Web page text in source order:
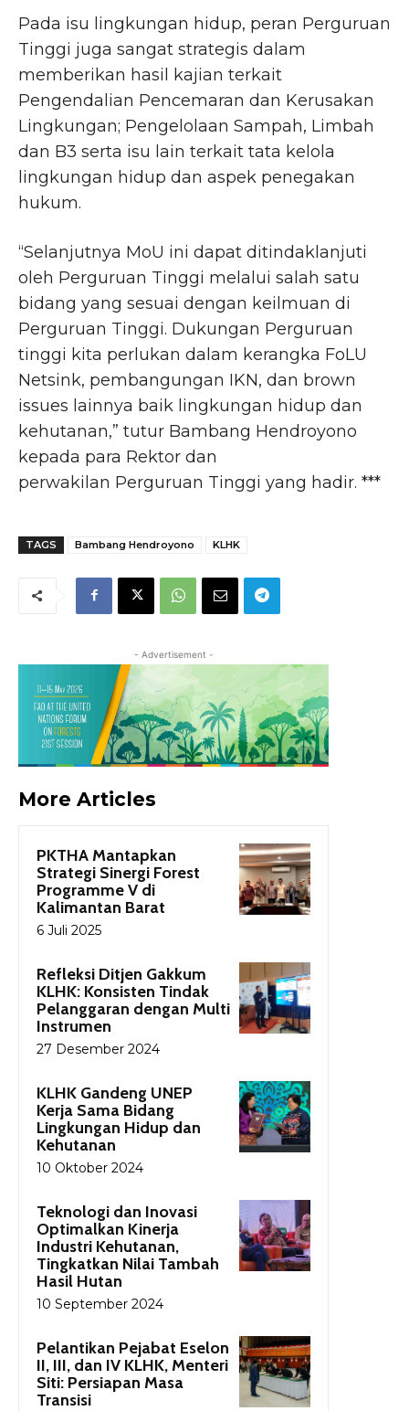
Pada isu lingkungan hidup, peran Perguruan
Tinggi juga sangat strategis dalam
memberikan hasil kajian terkait
Pengendalian Pencemaran dan Kerusakan
Lingkungan; Pengelolaan Sampah, Limbah
dan B3 serta isu lain terkait tata kelola
lingkungan hidup dan aspek penegakan
hukum.
“Selanjutnya MoU ini dapat ditindaklanjuti
oleh Perguruan Tinggi melalui salah satu
bidang yang sesuai dengan keilmuan di
Perguruan Tinggi. Dukungan Perguruan
tinggi kita perlukan dalam kerangka FoLU
Netsink, pembangungan IKN, dan brown
issues lainnya baik lingkungan hidup dan
kehutanan,” tutur Bambang Hendroyono
kepada para Rektor dan
perwakilan Perguruan Tinggi yang hadir. ***
TAGS Bambang Hendroyono KLHK
- Advertisement -
More Articles
PKTHA Mantapkan
Strategi Sinergi Forest
Programme V di
Kalimantan Barat
6 Juli 2025
Refleksi Ditjen Gakkum
KLHK: Konsisten Tindak
Pelanggaran dengan Multi
Instrumen
27 Desember 2024
KLHK Gandeng UNEP
Kerja Sama Bidang
Lingkungan Hidup dan
Kehutanan
10 Oktober 2024
Teknologi dan Inovasi
Optimalkan Kinerja
Industri Kehutanan,
Tingkatkan Nilai Tambah
Hasil Hutan
10 September 2024
Pelantikan Pejabat Eselon
II, III, dan IV KLHK, Menteri
Siti: Persiapan Masa
Transisi